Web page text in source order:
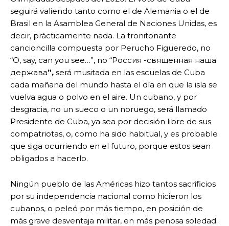
seguirá valiendo tanto como el de Alemania o el de
Brasil en la Asamblea General de Naciones Unidas, es
decir, prácticamente nada. La tronitonante
cancioncilla compuesta por Perucho Figueredo, no
“O, say, can you see…”, no “Россия -священная наша
держава”, será musitada en las escuelas de Cuba
cada mañana del mundo hasta el día en que la isla se
vuelva agua o polvo en el aire. Un cubano, y por
desgracia, no un sueco o un noruego, será llamado
Presidente de Cuba, ya sea por decisión libre de sus
compatriotas, o, como ha sido habitual, y es probable
que siga ocurriendo en el futuro, porque estos sean
obligados a hacerlo.
Ningún pueblo de las Américas hizo tantos sacrificios
por su independencia nacional como hicieron los
cubanos, o peleó por más tiempo, en posición de
más grave desventaja militar, en más penosa soledad.